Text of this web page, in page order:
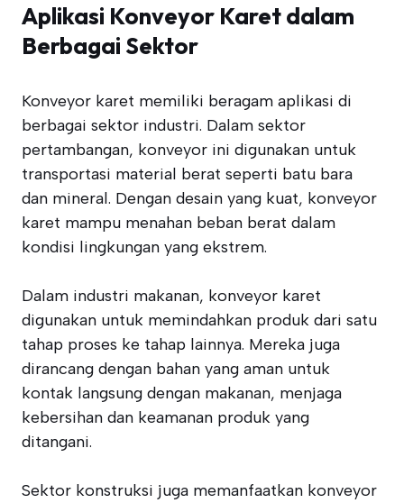
Aplikasi Konveyor Karet dalam
Berbagai Sektor
Konveyor karet memiliki beragam aplikasi di
berbagai sektor industri. Dalam sektor
pertambangan, konveyor ini digunakan untuk
transportasi material berat seperti batu bara
dan mineral. Dengan desain yang kuat, konveyor
karet mampu menahan beban berat dalam
kondisi lingkungan yang ekstrem.
Dalam industri makanan, konveyor karet
digunakan untuk memindahkan produk dari satu
tahap proses ke tahap lainnya. Mereka juga
dirancang dengan bahan yang aman untuk
kontak langsung dengan makanan, menjaga
kebersihan dan keamanan produk yang
ditangani.
Sektor konstruksi juga memanfaatkan konveyor